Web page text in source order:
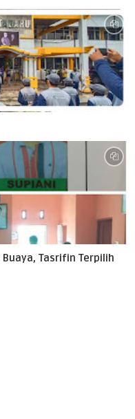
Tasrifin Terpilih